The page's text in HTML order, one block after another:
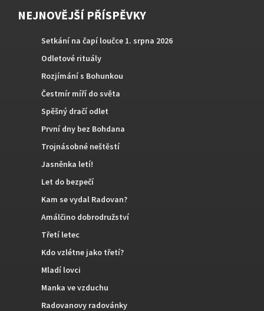
NEJNOVĚJŠÍ PŘÍSPĚVKY
Setkání na čapí loučce 1. srpna 2026
Odletové rituály
Rozjímání s Bohunkou
Čestmír míří do světa
Spěšný dračí odlet
První dny bez Bohdana
Trojnásobné neštěstí
Jasněnka letí!
Let do bezpečí
Kam se vydal Radovan?
Amálčino dobrodružství
Třetí letec
Kdo vzlétne jako třetí?
Mladí lovci
Manka ve vzduchu
Radovanovy radovánky